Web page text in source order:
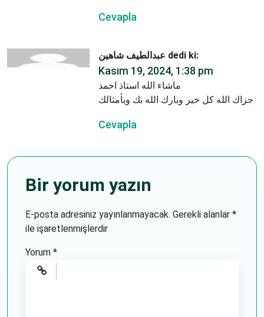
Cevapla
عبدالطيف شاهين dedi ki:
Kasım 19, 2024, 1:38 pm
ماشاء الله استاذ احمد
جزاك الله كل خير وبارك الله بك وبأمثالك
Cevapla
Bir yorum yazın
E-posta adresiniz yayınlanmayacak. Gerekli alanlar *
ile işaretlenmişlerdir
Yorum *